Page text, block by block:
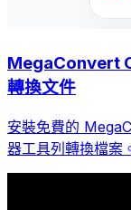
MegaConvert
轉換文件
安裝免費的
器工具列轉換檔案
Chrome 存取所有